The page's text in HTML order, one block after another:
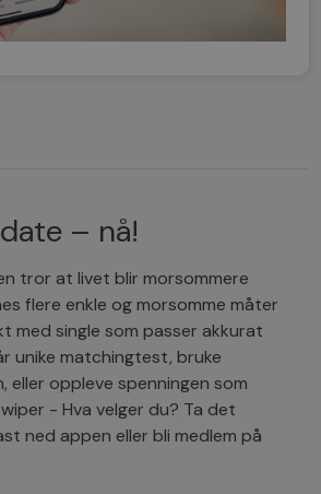
– nå!
tror at livet blir morsommere
flere enkle og morsomme måter
med single som passer akkurat
unike matchingtest, bruke
eller oppleve spenningen som
- Hva velger du? Ta det
ned appen eller bli medlem på